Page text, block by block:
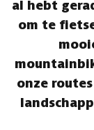
al hebt
om te
onze